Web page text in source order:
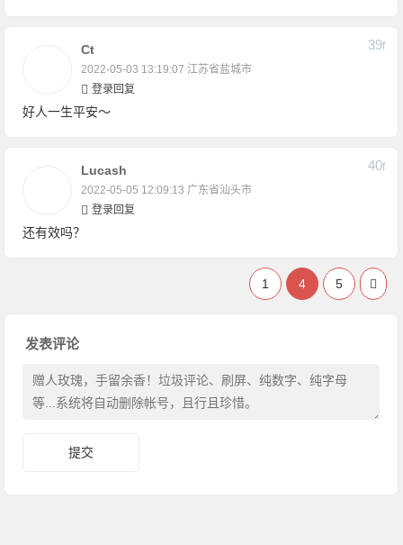
Ct
2022-05-03 13:19:07 江苏省盐城市
39F
登录回复
好人一生平安～
Lucash
2022-05-05 12:09:13 广东省汕头市
40F
登录回复
还有效吗？
1 4 5
发表评论